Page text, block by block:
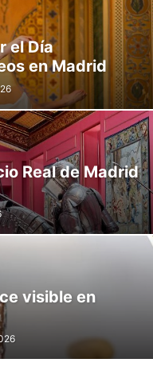
el Día
en Madrid
Real de Madrid
visible en